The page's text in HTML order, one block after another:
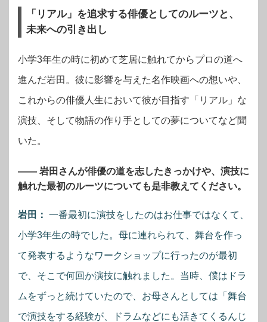
「リアル」を追求する俳優としてのルーツと、
未来への引き出し
小学3年生の時に初めて芝居に触れてからプロの道へ
進んだ岩田。彼に影響を与えた名作映画への想いや、
これからの俳優人生において彼が目指す「リアル」な
演技、そして物語の作り手としての夢についてなど聞
いた。
―― 岩田さんが俳優の道を志したきっかけや、演技に
触れた最初のルーツについても是非教えてください。
岩田： 一番最初に演技をしたのはお仕事ではなくて、
小学3年生の時でした。母に連れられて、舞台を作っ
て発表するようなワークショップに行ったのが最初
で、そこで何回か演技に触れました。当時、僕はドラ
ムをずっと続けていたので、お母さんとしては「舞台
で演技をする経験が、ドラムなどにも活きてくるんじ